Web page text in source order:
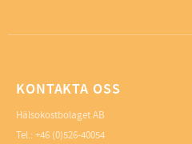
KONTAKTA OSS
Hälsokostbolaget AB
Tel.: +46 (0)526-40054